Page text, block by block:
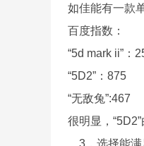
如佳能有一款
百度指数：
“5d mark ii”：
“5D2”：875
“无敌兔”:467
很明显，
3，选择能满